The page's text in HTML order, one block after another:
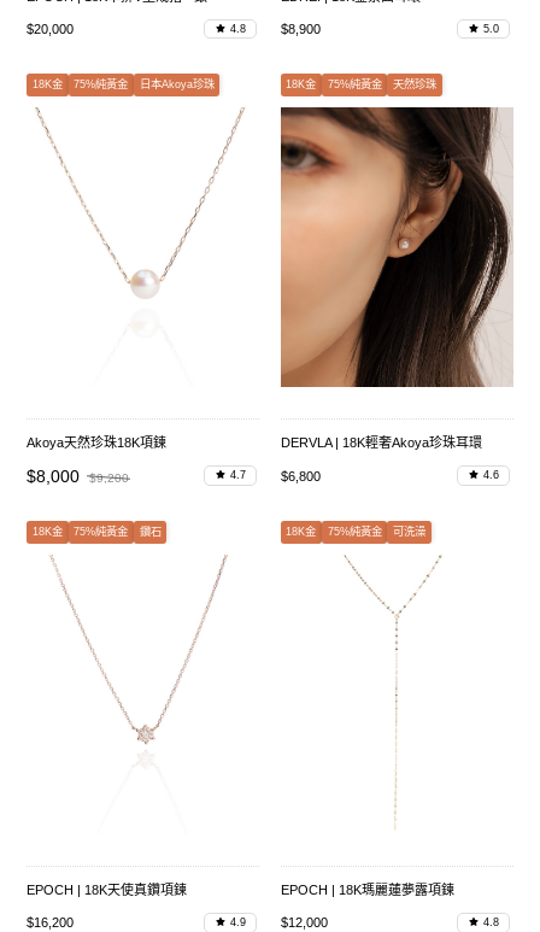
$20,000 4.8 $8,900 5.0
18K金 75%純黃金 日本Akoya珍珠
Akoya天然珍珠18K項鍊
$8,000 $9,200 4.7
18K金 75%純黃金 天然珍珠
DERVLA | 18K輕奢Akoya珍珠耳環
$6,800 4.6
18K金 75%純黃金 鑽石
EPOCH | 18K天使真鑽項鍊
$16,200 4.9
18K金 75%純黃金 可洗澡
EPOCH | 18K瑪麗蓮夢露項鍊
$12,000 4.8